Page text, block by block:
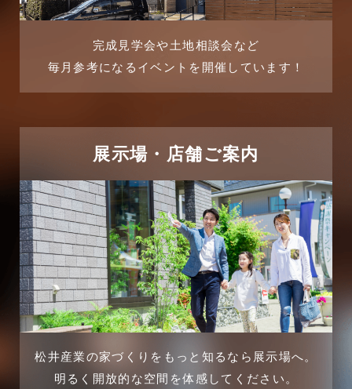
完成見学会や土地相談会など
毎月参考になるイベントを開催しています！
展示場・店舗ご案内
松井産業の家づくりをもっと知るなら展示場へ。
明るく開放的な空間を体感してください。